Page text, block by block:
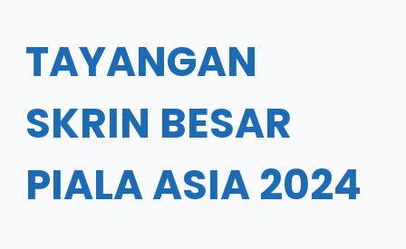
TAYANGAN
SKRIN BESAR
PIALA ASIA 2024